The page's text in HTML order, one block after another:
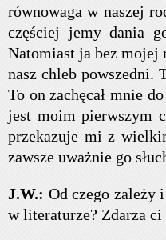
równowaga w naszej
częściej jemy dania
Natomiast ja bez mojej
nasz chleb powszedni.
To on zachęcał mnie
jest moim pierwszym
przekazuje mi z
zawsze uważnie go
J.W.: Od czego zależy
w literaturze? Zdarza ci